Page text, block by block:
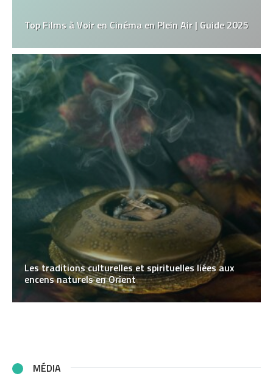
Top Films à Voir en Cinéma en Plein Air | Guide 2025
Les traditions culturelles et spirituelles liées aux
encens naturels en Orient
MÉDIA